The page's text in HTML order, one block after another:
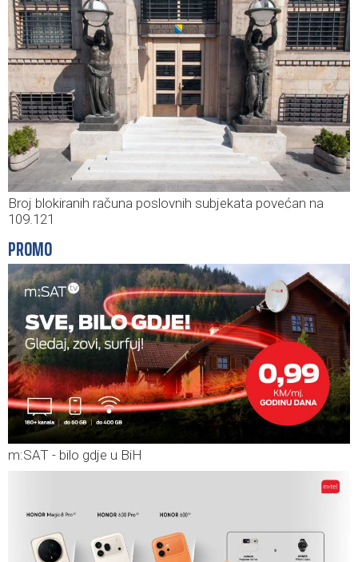
Broj blokiranih računa poslovnih subjekata povećan na
109.121
PROMO
m:SAT - bilo gdje u BiH